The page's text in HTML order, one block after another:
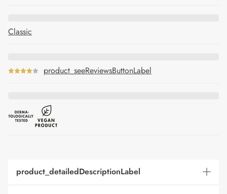
Classic
product_seeReviewsButtonLabel
product_detailedDescriptionLabel